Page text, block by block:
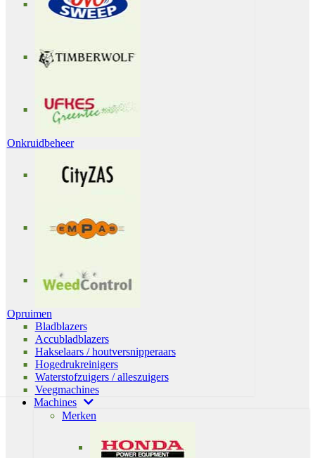
Onkruidbeheer
Opruimen
Bladblazers
Accubladblazers
Hakselaars / houtversnipperaars
Hogedrukreinigers
Waterstofzuigers / alleszuigers
Veegmachines
Machines
Merken